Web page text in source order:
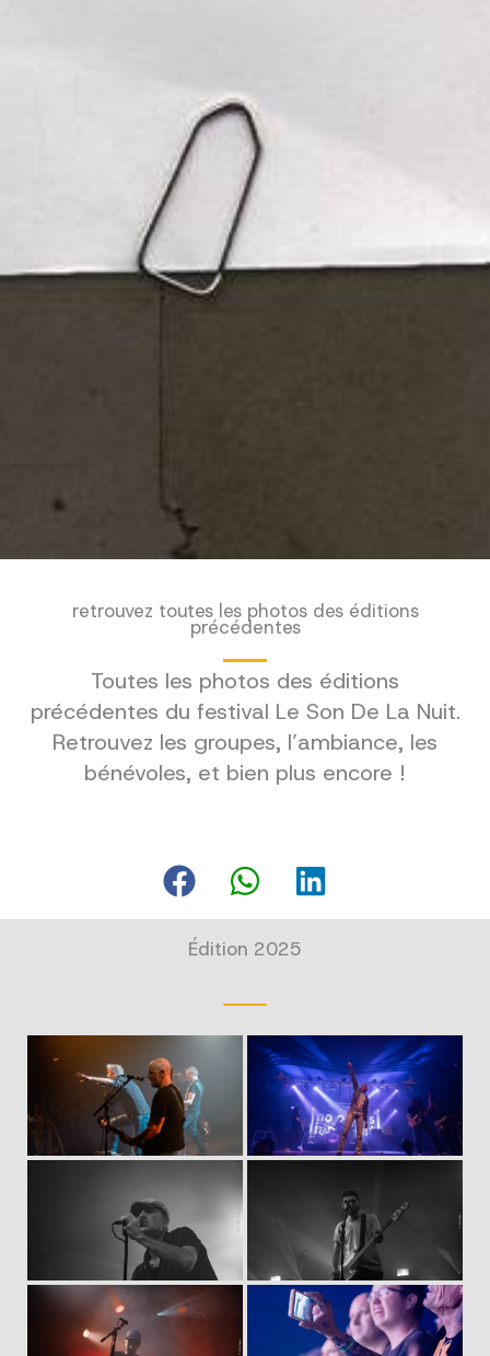
retrouvez toutes les photos des éditions
précédentes
Toutes les photos des éditions
précédentes du festival Le Son De La Nuit.
Retrouvez les groupes, l’ambiance, les
bénévoles, et bien plus encore !
Édition 2025